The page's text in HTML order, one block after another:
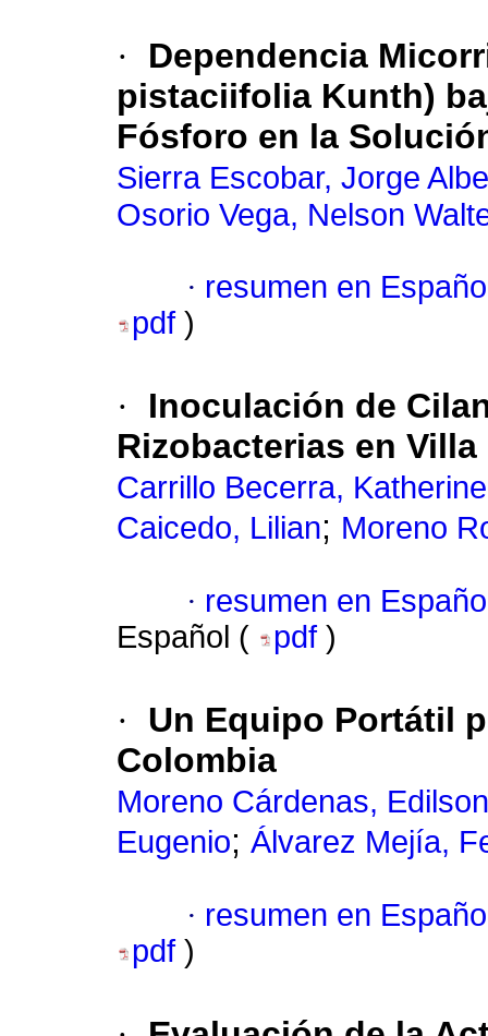
·
Dependencia
pistaciifolia Kunth)
Fósforo en la
Sierra Escobar, Jorge
Osorio Vega, Nelson
· resumen en
pdf )
·
Inoculación de
Rizobacterias en
Carrillo Becerra, Katherine
Caicedo, Lilian; Moreno
· resumen en
Español (
pdf )
·
Un Equipo Portátil
Colombia
Moreno Cárdenas,
Eugenio; Álvarez Mejía,
· resumen en
pdf )